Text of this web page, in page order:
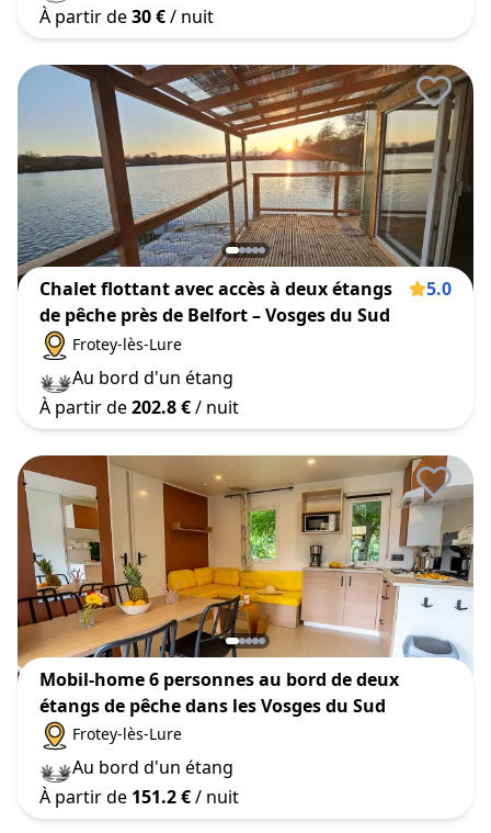
À partir de30 €/ nuit
Chalet flottant avec accès à deux étangs
de pêche près de Belfort – Vosges du Sud
5.0
Frotey-lès-Lure
Au bord d'un étang
À partir de202.8 €/ nuit
Mobil-home 6 personnes au bord de deux
étangs de pêche dans les Vosges du Sud
Frotey-lès-Lure
Au bord d'un étang
À partir de 151.2 €/ nuit